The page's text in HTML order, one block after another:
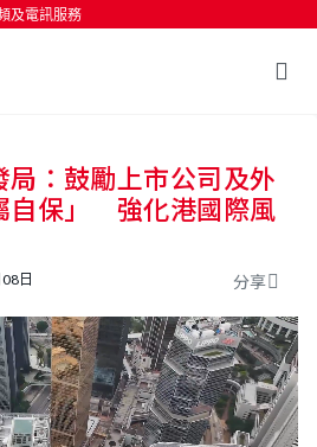
及電訊服務
輸入鍵開始搜尋
局：鼓勵上市公司及外
自保」 強化港國際風
日 分享